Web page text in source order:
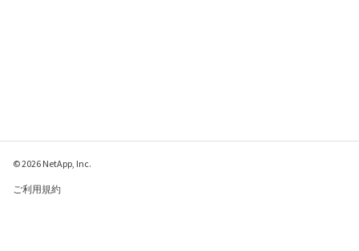
© 2026 NetApp, Inc.
ご利用規約